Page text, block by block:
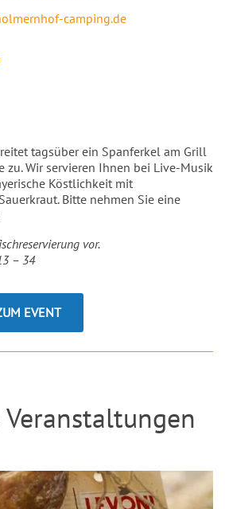
camping.de
anzeigen
tagsüber ein Spanferkel am Grill
zu. Wir servieren Ihnen bei Live-Musik
Köstlichkeit mit
Bitte nehmen Sie eine
vor.
– 34
EVENT